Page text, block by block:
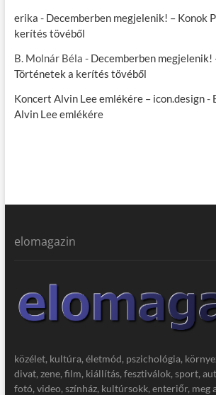
erika - Decemberben megjelenik! – Konok
kerítés tövéből
B. Molnár Béla - Decemberben megjelenik!
Történetek a kerítés tövéből
Koncert Alvin Lee emlékére – icon.design-
Alvin Lee emlékére
elomagazin
közélet, kultúra, életmód, pszichológia,
divat, zene, film, kiállítás, fesztiválok, sport,
fotó, video, színház, kultúrsokk, enteriőr, meg